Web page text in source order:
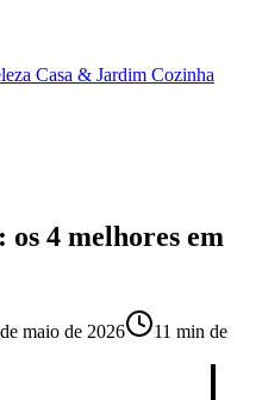
Casa & Jardim Cozinha
4 melhores em
maio de 2026
11 min de